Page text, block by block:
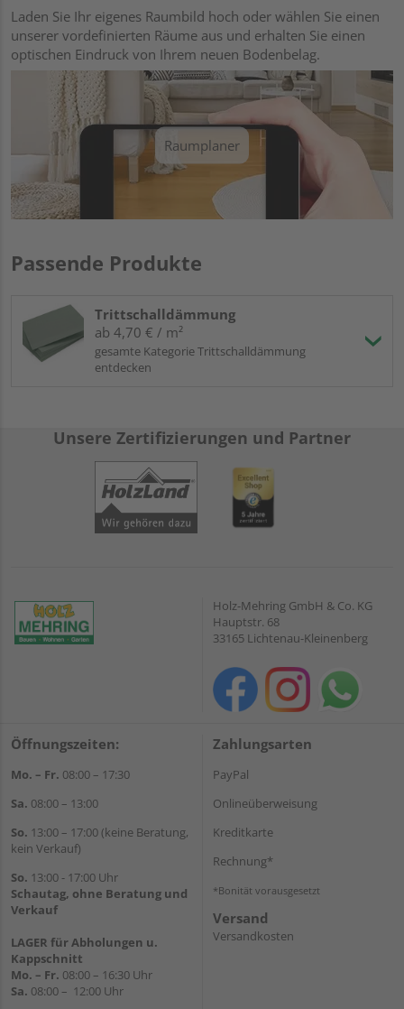
Laden Sie Ihr eigenes Raumbild hoch oder wählen Sie einen
unserer vordefinierten Räume aus und erhalten Sie einen
optischen Eindruck von Ihrem neuen Bodenbelag.
Raumplaner
Passende Produkte
Trittschalldämmung
ab 4,70 € / m²
gesamte Kategorie Trittschalldämmung
entdecken
Unsere Zertifizierungen und Partner
Holz-Mehring GmbH & Co. KG
Hauptstr. 68
33165 Lichtenau-Kleinenberg
Öffnungszeiten:
Mo. – Fr. 08:00 – 17:30
Sa. 08:00 – 13:00
So. 13:00 – 17:00 (keine Beratung,
kein Verkauf)
So. 13:00 - 17:00 Uhr
Schautag, ohne Beratung und
Verkauf
LAGER für Abholungen u.
Kappschnitt
Mo. – Fr. 08:00 – 16:30 Uhr
Sa. 08:00 – 12:00 Uhr
Zahlungsarten
PayPal
Onlineüberweisung
Kreditkarte
Rechnung*
*Bonität vorausgesetzt
Versand
Versandkosten